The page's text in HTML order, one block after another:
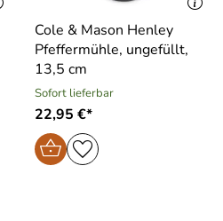
Cole & Mason Henley
Pfeffermühle, ungefüllt,
13,5 cm
Sofort lieferbar
22,95 €*